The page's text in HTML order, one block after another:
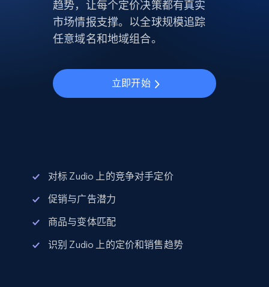
趋势，让每个定价决策都有真实
市场情报支撑。以全球规模追踪
任意域名和地域组合。
立即开始
对标 Zudio 上的竞争对手定价
促销与广告潜力
商品与变体匹配
识别 Zudio 上的定价和销售趋势